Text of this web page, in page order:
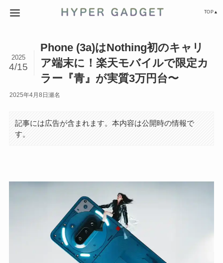
TOP▲
Phone (3a)はNothing初のキャリ
ア端末に！楽天モバイルで限定カ
ラー『青』が実質3万円台〜
2025
4/15
2025年4月8日 瀬名
記事には広告が含まれます。本内容は公開時の情報で
す。